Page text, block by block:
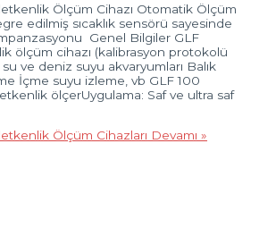
Ölçüm Cihazı Otomatik Ölçüm
edilmiş sıcaklık sensörü sayesinde
Genel Bilgiler GLF
ölçüm cihazı (kalibrasyon protokolü
su ve deniz suyu akvaryumları Balık
İçme suyu izleme, vb GLF 100
ölçerUygulama: Saf ve ultra saf
Ölçüm Cihazları Devamı »